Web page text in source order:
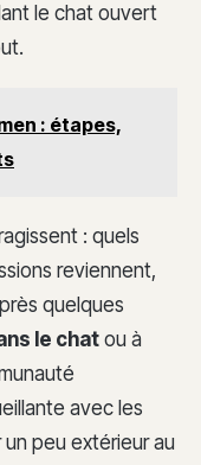
le chat ouvert
: étapes,
: quels
reviennent,
quelques
le chat ou à
avec les
peu extérieur au